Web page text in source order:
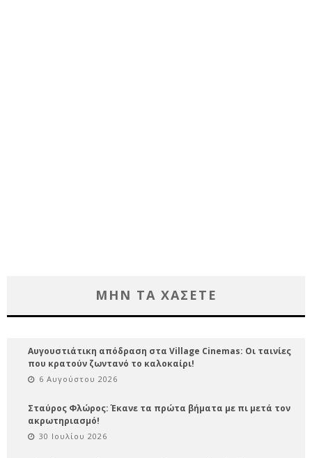
ΜΗΝ ΤΑ ΧΑΣΕΤΕ
Αυγουστιάτικη απόδραση στα Village Cinemas: Οι ταινίες
που κρατούν ζωντανό το καλοκαίρι!
6 Αυγούστου 2026
Σταύρος Φλώρος: Έκανε τα πρώτα βήματα με πι μετά τον
ακρωτηριασμό!
30 Ιουλίου 2026